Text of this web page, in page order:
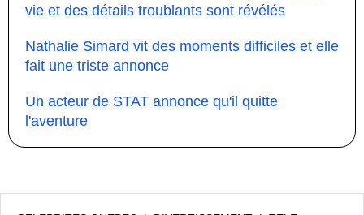
vie et des détails troublants sont révélés
Nathalie Simard vit des moments difficiles et elle
fait une triste annonce
Un acteur de STAT annonce qu'il quitte
l'aventure